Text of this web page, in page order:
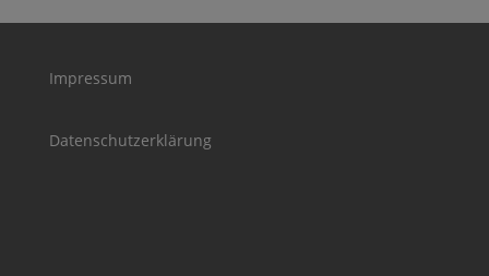
Impressum
Datenschutzerklärung